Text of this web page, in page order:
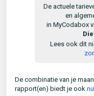
De actuele
en
in MyCodabox
Lees ook dit
De combinatie van je
rapport(en) biedt je ook